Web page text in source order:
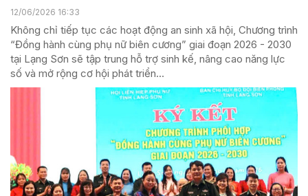
12/06/2026 16:33
Không chỉ tiếp tục các hoạt động an sinh xã hội, Chương trình
“Đồng hành cùng phụ nữ biên cương” giai đoạn 2026 - 2030
tại Lạng Sơn sẽ tập trung hỗ trợ sinh kế, nâng cao năng lực
số và mở rộng cơ hội phát triển...